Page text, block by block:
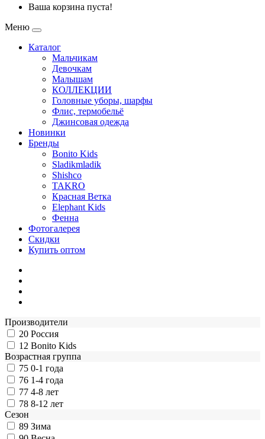
Ваша корзина пуста!
Меню
Каталог
Мальчикам
Девочкам
Малышам
КОЛЛЕКЦИИ
Головные уборы, шарфы
Флис, термобельё
Джинсовая одежда
Новинки
Бренды
Bonito Kids
Sladikmladik
Shishco
TAKRO
Красная Ветка
Elephant Kids
Фенна
Фотогалерея
Скидки
Купить оптом
Производители
20 Россия
12 Bonito Kids
Возрастная группа
75 0-1 года
76 1-4 года
77 4-8 лет
78 8-12 лет
Сезон
89 Зима